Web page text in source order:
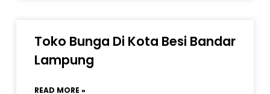
Toko Bunga Di Kota Besi Bandar
Lampung
READ MORE »